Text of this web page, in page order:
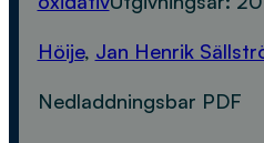
Höije, Jan Henrik
Nedladdningsbar PDF